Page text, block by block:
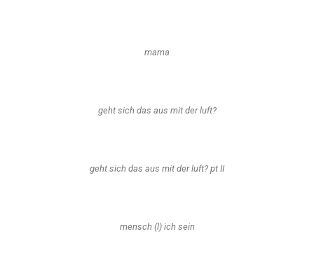
mama
geht sich das aus mit der luft?
geht sich das aus mit der luft? pt II
mensch (l) ich sein